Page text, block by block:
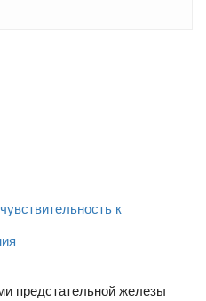
к
предстательной железы